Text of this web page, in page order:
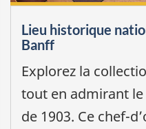
Lieu historique
Banff
Explorez la
tout en admirant
de 1903. Ce chef-